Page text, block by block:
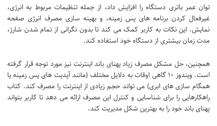
توان عمر باتری دستگاه را افزایش داد، از جمله تنظیمات مربوط به انرژی،
غیرفعال کردن برنامه های پس زمینه، و بهینه سازی مصرف انرژی صفحه
نمایش. این نکات به کاربر کمک می کند تا بدون نگرانی از تمام شدن شارژ،
مدت زمان بیشتری از دستگاه خود استفاده کند.
همچنین، حل مشکل مصرف زیاد پهنای باند اینترنت نیز مورد توجه قرار گرفته
است. ویندوز ۱۰ گاهی اوقات به دلایل مختلف (مانند آپدیت های پس زمینه یا
همگام سازی های ابری) می تواند حجم زیادی از اینترنت را مصرف کند. کتاب
راهکارهایی را برای شناسایی و کنترل این مصرف ارائه می دهد تا کاربر بتواند
پهنای باند خود را به بهترین شکل مدیریت کند.